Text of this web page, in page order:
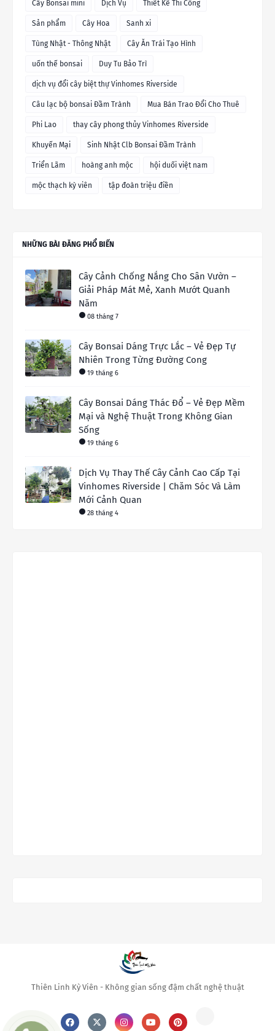
Cây Bonsai mini Dịch Vụ Thiết Kế Thi Công
Sản phẩm Cây Hoa Sanh xi
Tùng Nhật - Thông Nhật Cây Ăn Trái Tạo Hình
uốn thế bonsai Duy Tu Bảo Trì
dịch vụ đổi cây biệt thự Vinhomes Riverside
Câu lạc bộ bonsai Đầm Trành Mua Bán Trao Đổi Cho Thuê
Phi Lao thay cây phong thủy Vinhomes Riverside
Khuyến Mại Sinh Nhật Clb Bonsai Đầm Trành
Triển Lãm hoàng anh mộc hội duối việt nam
mộc thạch kỳ viên tập đoàn triệu điền
NHỮNG BÀI ĐĂNG PHỔ BIẾN
Cây Cảnh Chống Nắng Cho Sân Vườn –
Giải Pháp Mát Mẻ, Xanh Mướt Quanh
Năm
08 tháng 7
Cây Bonsai Dáng Trực Lắc – Vẻ Đẹp Tự
Nhiên Trong Từng Đường Cong
19 tháng 6
Cây Bonsai Dáng Thác Đổ – Vẻ Đẹp Mềm
Mại và Nghệ Thuật Trong Không Gian
Sống
19 tháng 6
Dịch Vụ Thay Thế Cây Cảnh Cao Cấp Tại
Vinhomes Riverside | Chăm Sóc Và Làm
Mới Cảnh Quan
28 tháng 4
Thiên Linh Kỳ Viên - Không gian sống đậm chất nghệ thuật